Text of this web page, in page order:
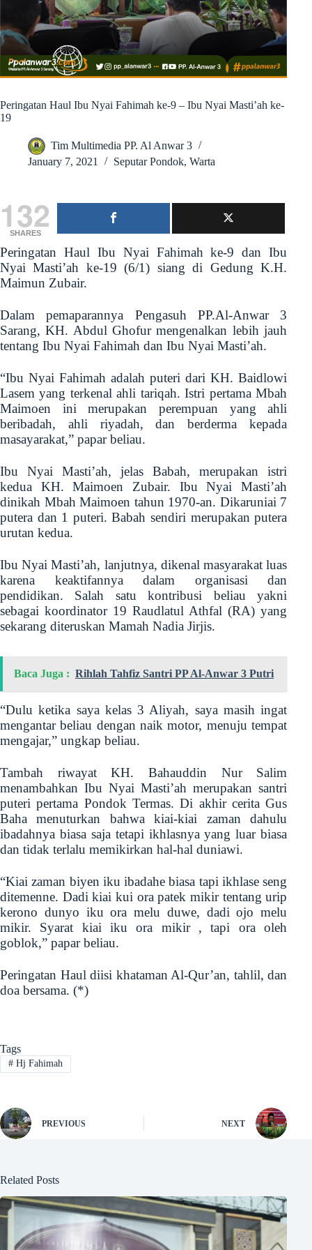
Peringatan Haul Ibu Nyai Fahimah ke-9 – Ibu Nyai Masti’ah ke-
19
Tim Multimedia PP. Al Anwar 3
January 7, 2021
Seputar Pondok, Warta
132
SHARES
Peringatan Haul Ibu Nyai Fahimah ke-9 dan Ibu
Nyai Masti’ah ke-19 (6/1) siang di Gedung K.H.
Maimun Zubair.
Dalam pemaparannya Pengasuh PP.Al-Anwar 3
Sarang, KH. Abdul Ghofur mengenalkan lebih jauh
tentang Ibu Nyai Fahimah dan Ibu Nyai Masti’ah.
“Ibu Nyai Fahimah adalah puteri dari KH. Baidlowi
Lasem yang terkenal ahli tariqah. Istri pertama Mbah
Maimoen ini merupakan perempuan yang ahli
beribadah, ahli riyadah, dan berderma kepada
masayarakat,” papar beliau.
Ibu Nyai Masti’ah, jelas Babah, merupakan istri
kedua KH. Maimoen Zubair. Ibu Nyai Masti’ah
dinikah Mbah Maimoen tahun 1970-an. Dikaruniai 7
putera dan 1 puteri. Babah sendiri merupakan putera
urutan kedua.
Ibu Nyai Masti’ah, lanjutnya, dikenal masyarakat luas
karena keaktifannya dalam organisasi dan
pendidikan. Salah satu kontribusi beliau yakni
sebagai koordinator 19 Raudlatul Athfal (RA) yang
sekarang diteruskan Mamah Nadia Jirjis.
Baca Juga : Rihlah Tahfiz Santri PP Al-Anwar 3 Putri
“Dulu ketika saya kelas 3 Aliyah, saya masih ingat
mengantar beliau dengan naik motor, menuju tempat
mengajar,” ungkap beliau.
Tambah riwayat KH. Bahauddin Nur Salim
menambahkan Ibu Nyai Masti’ah merupakan santri
puteri pertama Pondok Termas. Di akhir cerita Gus
Baha menuturkan bahwa kiai-kiai zaman dahulu
ibadahnya biasa saja tetapi ikhlasnya yang luar biasa
dan tidak terlalu memikirkan hal-hal duniawi.
“Kiai zaman biyen iku ibadahe biasa tapi ikhlase seng
ditemenne. Dadi kiai kui ora patek mikir tentang urip
kerono dunyo iku ora melu duwe, dadi ojo melu
mikir. Syarat kiai iku ora mikir , tapi ora oleh
goblok,” papar beliau.
Peringatan Haul diisi khataman Al-Qur’an, tahlil, dan
doa bersama. (*)
Tags
#Hj Fahimah
PREVIOUS NEXT
Related Posts